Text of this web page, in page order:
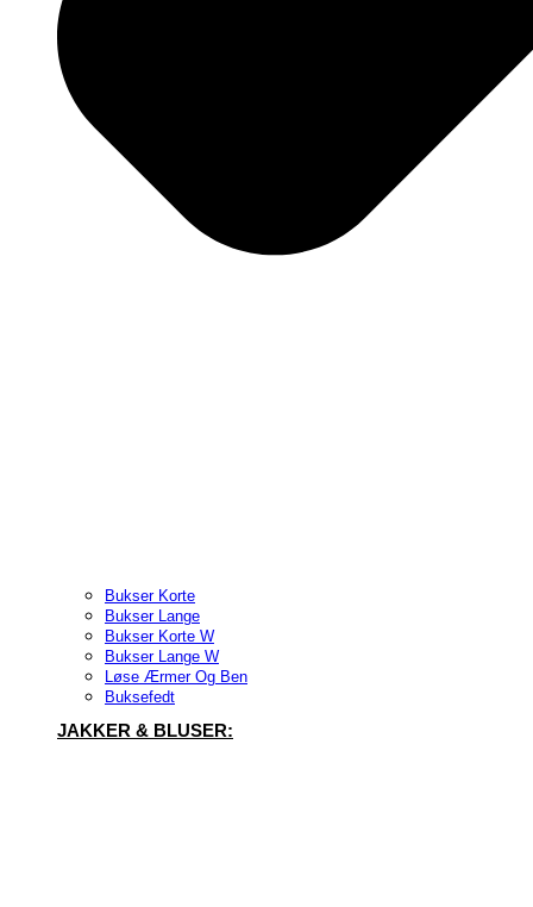
Bukser Korte
Bukser Lange
Bukser Korte W
Bukser Lange W
Løse Ærmer Og Ben
Buksefedt
JAKKER & BLUSER: